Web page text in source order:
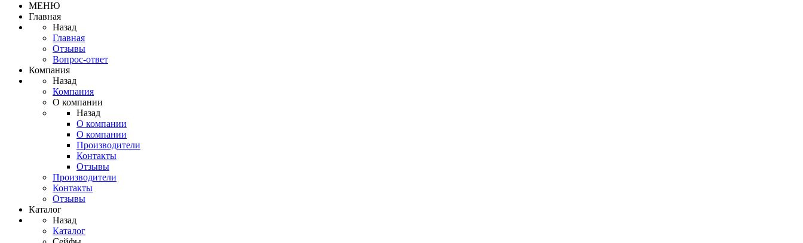
МЕНЮ
Главная
Назад
Главная
Отзывы
Вопрос-ответ
Компания
Назад
Компания
О компании
Назад
О компании
О компании
Производители
Контакты
Отзывы
Производители
Контакты
Отзывы
Каталог
Назад
Каталог